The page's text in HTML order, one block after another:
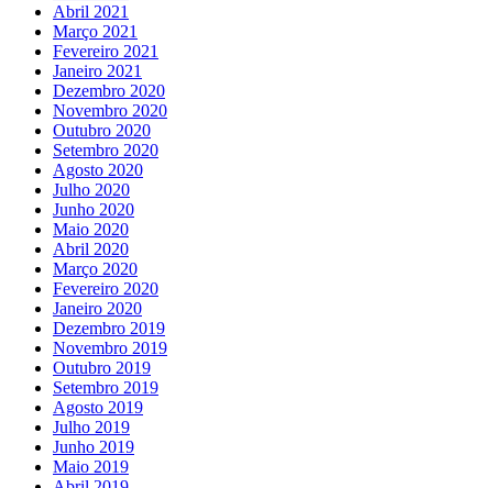
Abril 2021
Março 2021
Fevereiro 2021
Janeiro 2021
Dezembro 2020
Novembro 2020
Outubro 2020
Setembro 2020
Agosto 2020
Julho 2020
Junho 2020
Maio 2020
Abril 2020
Março 2020
Fevereiro 2020
Janeiro 2020
Dezembro 2019
Novembro 2019
Outubro 2019
Setembro 2019
Agosto 2019
Julho 2019
Junho 2019
Maio 2019